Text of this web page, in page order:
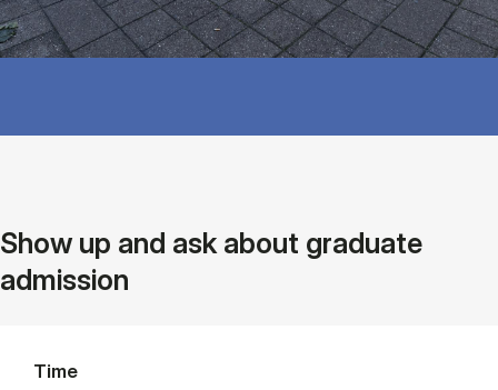
Show up and ask about graduate
admission
Time